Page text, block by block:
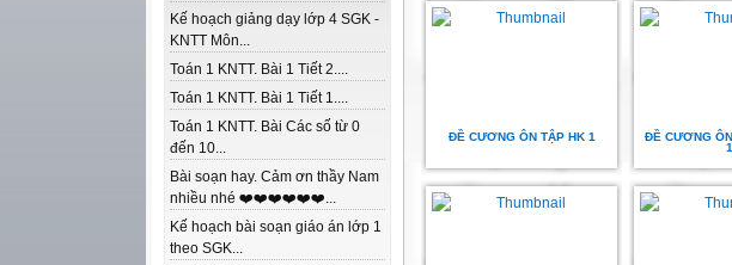
Kế hoạch giảng dạy lớp 4 SGK -
KNTT Môn...
Toán 1 KNTT. Bài 1 Tiết 2....
Toán 1 KNTT. Bài 1 Tiết 1....
Toán 1 KNTT. Bài Các số từ 0
đến 10...
Bài soạn hay. Cảm ơn thầy Nam
nhiều nhé ❤️❤️❤️❤️❤️❤️...
Kế hoạch bài soạn giáo án lớp 1
theo SGK...
ĐỀ CƯƠNG ÔN TẬP HK 1
ĐỀ CƯƠNG
1